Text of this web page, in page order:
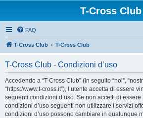
T-Cross Club
FAQ
T-Cross Club T-Cross Club
T-Cross Club - Condizioni d’uso
Accedendo a “T-Cross Club” (in seguito “noi”,
“https://www.t-cross.it”), l’utente accetta di essere
seguenti condizioni d’uso. Se non accetti di
condizioni d’uso seguenti non utilizzare i servizi
condizioni d’uso possono cambiare in qualunque